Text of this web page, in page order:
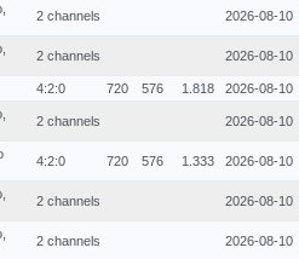
2 channels 2026-08-10
2 channels 2026-08-10
4:2:0 720 576 1.818 2026-08-10
2 channels 2026-08-10
4:2:0 720 576 1.333 2026-08-10
2 channels 2026-08-10
2 channels 2026-08-10